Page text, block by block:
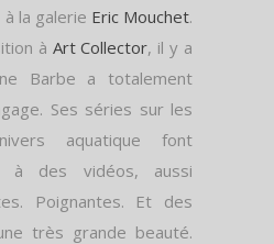
à la galerie Eric Mouchet.
à Art Collector, il y a
Barbe a totalement
Ses séries sur les
aquatique font
à des vidéos, aussi
Poignantes. Et des
très grande beauté.